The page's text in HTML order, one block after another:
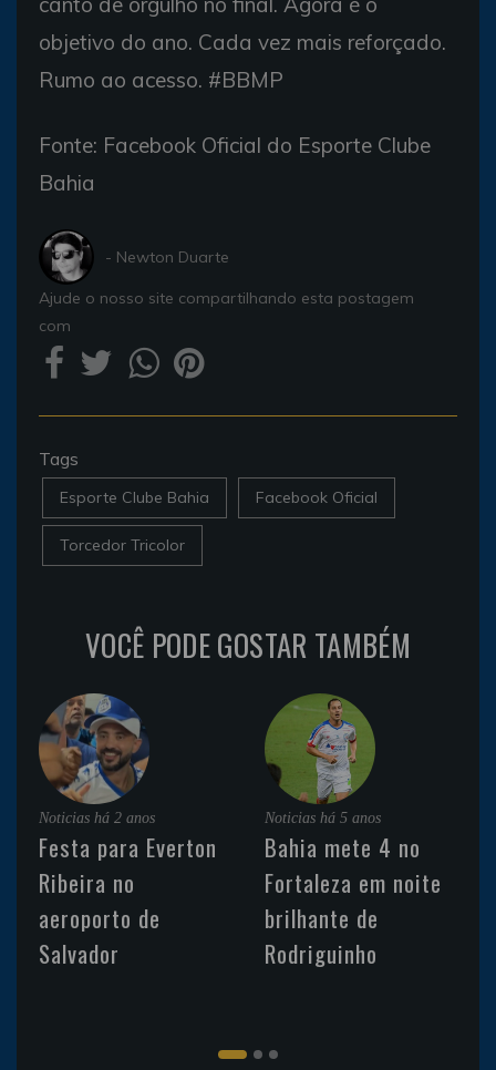
objetivo do ano. Cada vez mais reforçado.
Rumo ao acesso. #BBMP
Fonte: Facebook Oficial do Esporte Clube
Bahia
- Newton Duarte
Ajude o nosso site compartilhando esta postagem
com
Tags
Esporte Clube Bahia Facebook Oficial
Torcedor Tricolor
VOCÊ PODE GOSTAR TAMBÉM
Noticias há 2 anos
Festa para Everton
Ribeira no
aeroporto de
Salvador
Noticias há 5 anos
Bahia mete 4 no
Fortaleza em noite
brilhante de
Rodriguinho